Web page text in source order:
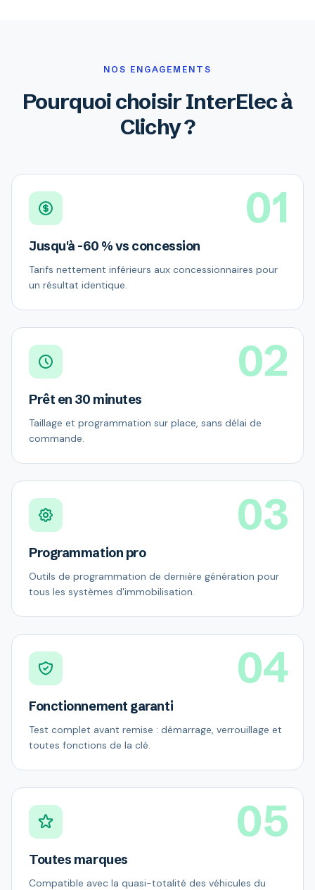
NOS ENGAGEMENTS
Pourquoi choisir InterElec à
Clichy ?
01
Jusqu'à -60 % vs concession
Tarifs nettement inférieurs aux concessionnaires pour
un résultat identique.
02
Prêt en 30 minutes
Taillage et programmation sur place, sans délai de
commande.
03
Programmation pro
Outils de programmation de dernière génération pour
tous les systèmes d'immobilisation.
04
Fonctionnement garanti
Test complet avant remise : démarrage, verrouillage et
toutes fonctions de la clé.
05
Toutes marques
Compatible avec la quasi-totalité des véhicules du